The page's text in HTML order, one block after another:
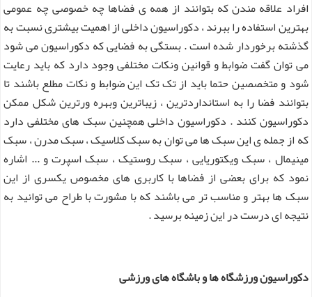
افراد علاقه مندن که بتوانند از همه ی فضاها چه خصوصی چه عمومی
بهترین استفاده را ببرند ، دکوراسیون داخلی از اهمیت بیشتری نسبت به
گذشته برخوردار شده است . بستگی به فضایی که دکوراسیون می شود
می توان گفت ضوابط و قوانین ونکات مختلفی وجود دارد که باید رعایت
شود و متخصصین حتما باید از تک تک این ضوابط و نکات مطلع باشند تا
بتوانند فضا را به استانداردترین ، زیباترین وبهره ورترین شکل ممکن
دکوراسیون کنند . دکوراسیون داخلی همچنین سبک های مختلفی دارد
که از جمله ی این سبک ها می توان به سبک کلاسیک ، سبک مدرن ، سبک
مینیمال ، سبک ویکتوریایی ، سبک روستیک ، سبک اسپرت و ... اشاره
نمود که برای بعضی از فضاها با کاربری های مخصوص یکسری از این
سبک ها بهتر و مناسب تر می باشند که با مشورت با طراح می توانید به
نتیجه ای درست در این زمینه برسید .
دکوراسیون ورزشگاه ها و باشگاه های ورزشی